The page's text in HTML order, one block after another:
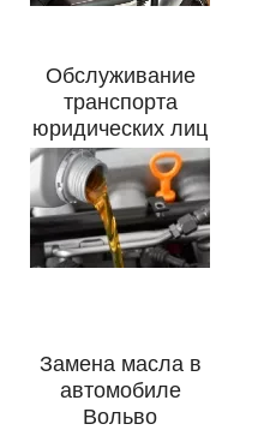
Обслуживание
транспорта
юридических лиц
Замена масла в
автомобиле
Вольво
услуг